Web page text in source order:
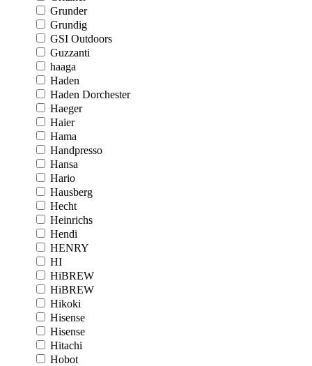
Grunder
Grundig
GSI Outdoors
Guzzanti
haaga
Haden
Haden Dorchester
Haeger
Haier
Hama
Handpresso
Hansa
Hario
Hausberg
Hecht
Heinrichs
Hendi
HENRY
HI
HiBREW
HiBREW
Hikoki
Hisense
Hisense
Hitachi
Hobot